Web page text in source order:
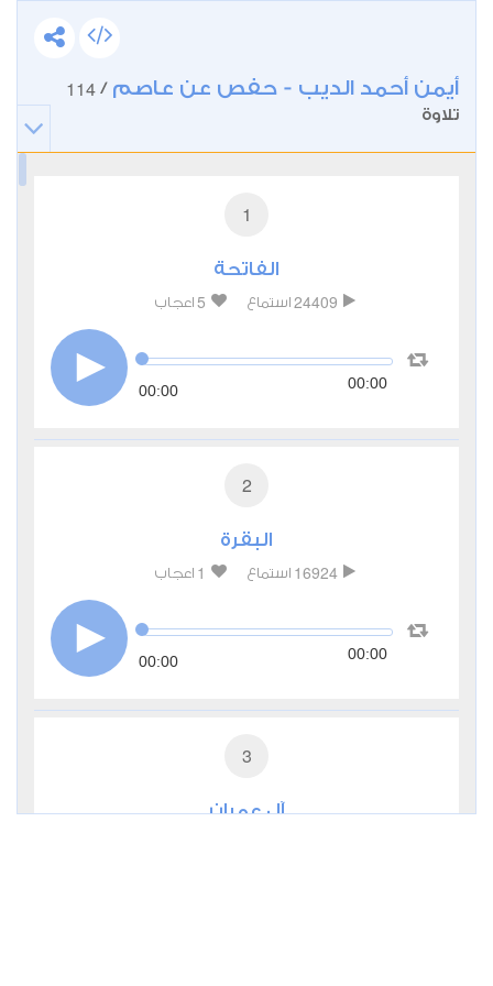
أيمن أحمد الديب - حفص عن عاصم /
114
تلاوة
1
الفاتحة
24409 استماع 5 اعجاب
00:00 00:00
2
البقرة
16924 استماع 1 اعجاب
00:00 00:00
3
آل عمران